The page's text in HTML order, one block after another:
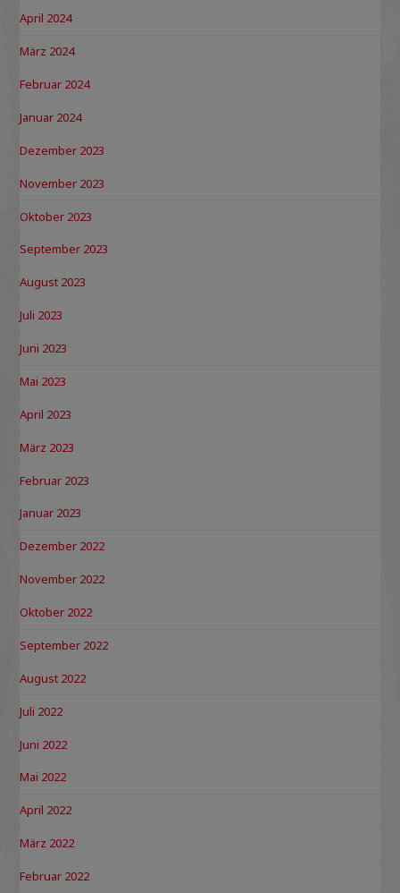
April 2024
März 2024
Februar 2024
Januar 2024
Dezember 2023
November 2023
Oktober 2023
September 2023
August 2023
Juli 2023
Juni 2023
Mai 2023
April 2023
März 2023
Februar 2023
Januar 2023
Dezember 2022
November 2022
Oktober 2022
September 2022
August 2022
Juli 2022
Juni 2022
Mai 2022
April 2022
März 2022
Februar 2022